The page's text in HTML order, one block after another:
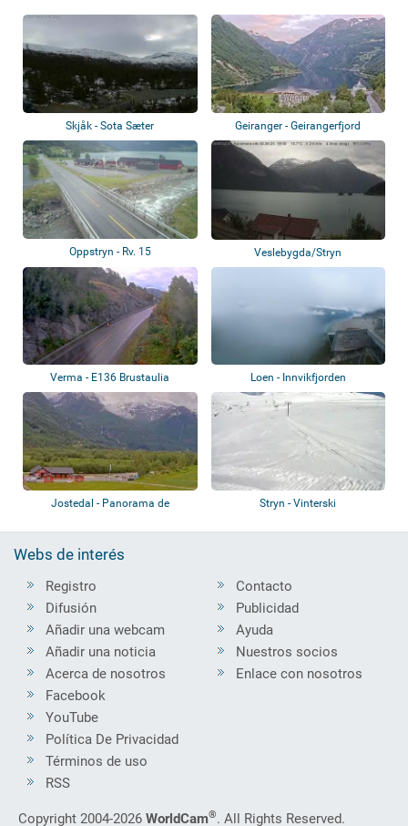
Skjåk - Sota Sæter Geiranger - Geirangerfjord
Oppstryn - Rv. 15 Veslebygda/Stryn
Verma - E136 Brustaulia Loen - Innvikfjorden
Jostedal - Panorama de
Stryn - Vinterski
Webs de interés
Registro
Difusión
Añadir una webcam
Añadir una noticia
Acerca de nosotros
Contacto
Publicidad
Ayuda
Nuestros socios
Enlace con nosotros
Facebook
YouTube
Política De Privacidad
Términos de uso
RSS
Copyright 2004-2026 WorldCam®. All Rights Reserved.